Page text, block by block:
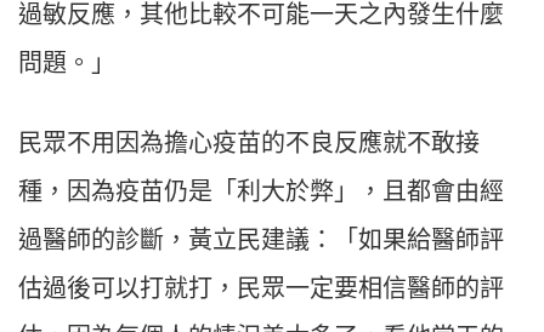
過敏反應，其他比較不可能一天之內發生什麼
問題。」
民眾不用因為擔心疫苗的不良反應就不敢接
種，因為疫苗仍是「利大於弊」，且都會由經
過醫師的診斷，黃立民建議：「如果給醫師評
估過後可以打就打，民眾一定要相信醫師的評